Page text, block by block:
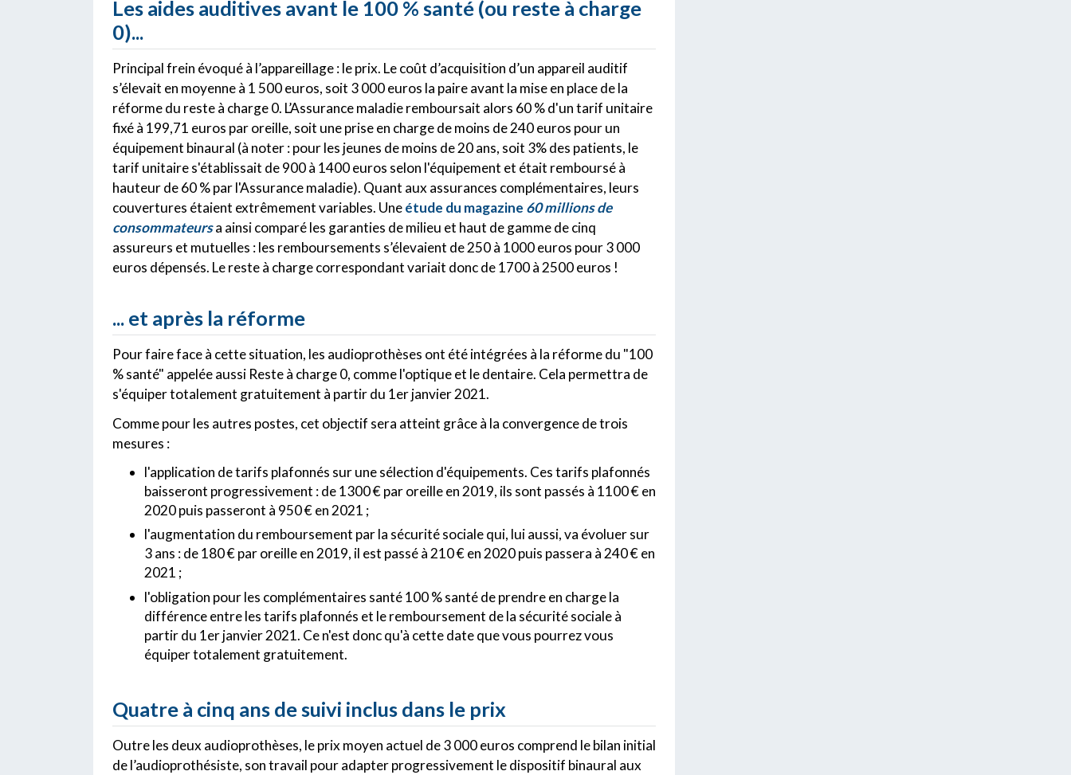
Les aides auditives avant le 100 % santé (ou reste à charge
0)...
Principal frein évoqué à l’appareillage : le prix. Le coût d’acquisition d’un appareil auditif
s’élevait en moyenne à 1 500 euros, soit 3 000 euros la paire avant la mise en place de la
réforme du reste à charge 0. L’Assurance maladie remboursait alors 60 % d'un tarif unitaire
fixé à 199,71 euros par oreille, soit une prise en charge de moins de 240 euros pour un
équipement binaural (à noter : pour les jeunes de moins de 20 ans, soit 3% des patients, le
tarif unitaire s'établissait de 900 à 1400 euros selon l'équipement et était remboursé à
hauteur de 60 % par l'Assurance maladie). Quant aux assurances complémentaires, leurs
couvertures étaient extrêmement variables. Uneétude du magazine 60 millions de
consommateursa ainsi comparé les garanties de milieu et haut de gamme de cinq
assureurs et mutuelles : les remboursements s’élevaient de 250 à 1000 euros pour 3 000
euros dépensés. Le reste à charge correspondant variait donc de 1700 à 2500 euros !
... et après la réforme
Pour faire face à cette situation, les audioprothèses ont été intégrées à la réforme du "100
% santé" appelée aussi Reste à charge 0, comme l'optique et le dentaire. Cela permettra de
s'équiper totalement gratuitement à partir du 1er janvier 2021.
Comme pour les autres postes, cet objectif sera atteint grâce à la convergence de trois
mesures :
l'application de tarifs plafonnés sur une sélection d'équipements. Ces tarifs plafonnés
baisseront progressivement : de 1300 € par oreille en 2019, ils sont passés à 1100 € en
2020 puis passeront à 950 € en 2021 ;
l'augmentation du remboursement par la sécurité sociale qui, lui aussi, va évoluer sur
3 ans : de 180 € par oreille en 2019, il est passé à 210 € en 2020 puis passera à 240 € en
2021 ;
l'obligation pour les complémentaires santé 100 % santé de prendre en charge la
différence entre les tarifs plafonnés et le remboursement de la sécurité sociale à
partir du 1er janvier 2021. Ce n'est donc qu'à cette date que vous pourrez vous
équiper totalement gratuitement.
Quatre à cinq ans de suivi inclus dans le prix
Outre les deux audioprothèses, le prix moyen actuel de 3 000 euros comprend le bilan initial
de l’audioprothésiste, son travail pour adapter progressivement le dispositif binaural aux